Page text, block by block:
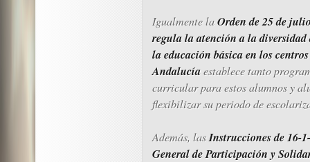
Igualmente laOrden de 25 de
regula la atención a la
la educación básica en los
Andalucíaestablece tanto
curricular para estos alumnos y
flexibilizar su periodo de
Además, lasInstrucciones de 16-
General de Participación y